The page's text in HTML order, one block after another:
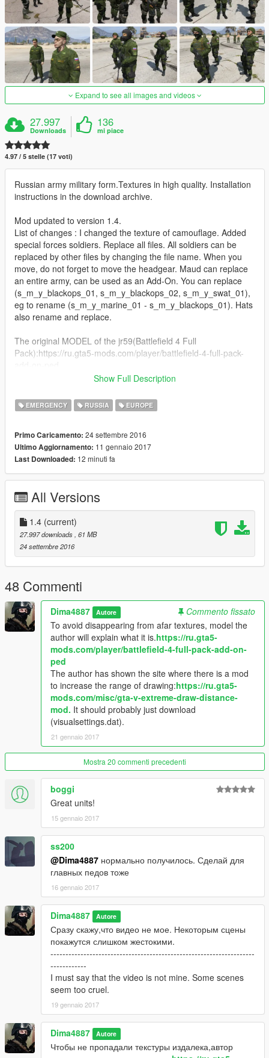
Expand to see all images and videos
27.997
Downloads
136
mi piace
4.97 / 5 stelle (17 voti)
Russian army military form.Textures in high quality. Installation
instructions in the download archive.
Mod updated to version 1.4.
List of changes : I changed the texture of camouflage. Added
special forces soldiers. Replace all files. All soldiers can be
replaced by other files by changing the file name. When you
move, do not forget to move the headgear. Maud can replace
an entire army, can be used as an Add-On. You can replace
(s_m_y_blackops_01, s_m_y_blackops_02, s_m_y_swat_01),
eg to rename (s_m_y_marine_01 - s_m_y_blackops_01). Hats
also rename and replace.
The original MODEL of the jr59(Battlefield 4 Full
Pack):https://ru.gta5-mods.com/player/battlefield-4-full-pack-
спецназовцы. Заменить все файлы.
Всех солдат можно заменить на другие файлы, изменив
головные уборы. Мод может заменить всю армию, можно
использовать как Add-On.
Можно заменить
(s_m_y_blackops_01,s_m_y_blackops_02,s_m_y_swat_01),
s_m_y_blackops_01).
Головные уборы также переименовать и заменить.
Russian flags : https://www.gta5-mods.com/misc/country-flag-
pack
Gaz "Tiger", Ural "Next" and Tank "Armata" Pack [Add-On] :
https://ru.gta5-mods.com/vehicles/gaz-tiger-ural-next-tank-
armata-add-on
T-90A Tank ( To replace the Rhino) :https://www.gta5-
mods.com/vehicles/t-90a
UAZ 3159 : http://gta5-game.com/mods/mashiny-gta-5/russkie-
mashiny-v-gta-5/403-uaz-3159-russkaya-mashina-v-gta-5-
uazik.html
Show Full Description
EMERGENCY RUSSIA EUROPE
Primo Caricamento: 24 settembre 2016
Ultimo Aggiornamento: 11 gennaio 2017
Last Downloaded: 12 minuti fa
All Versions
1.4 (current)
27.997 downloads , 61 MB
24 settembre 2016
48 Commenti
Dima4887 Autore
Commento fissato
To avoid disappearing from afar textures, model the
author will explain what it is.https://ru.gta5-
mods.com/player/battlefield-4-full-pack-add-on-
ped
The author has shown the site where there is a mod
to increase the range of drawing:https://ru.gta5-
mods.com/misc/gta-v-extreme-draw-distance-
mod. It should probably just download
(visualsettings.dat).
21 gennaio 2017
Mostra 20 commenti precedenti
boggi
Great units!
15 gennaio 2017
ss200
@Dima4887 нормально получилось. Сделай для
главных педов тоже
16 gennaio 2017
Dima4887 Autore
Сразу скажу,что видео не мое. Некоторым сцены
покажутся слишком жестокими.
--------------------------------------------------------------------
------------
I must say that the video is not mine. Some scenes
seem too cruel.
19 gennaio 2017
Dima4887 Autore
Чтобы не пропадали текстуры издалека,автор